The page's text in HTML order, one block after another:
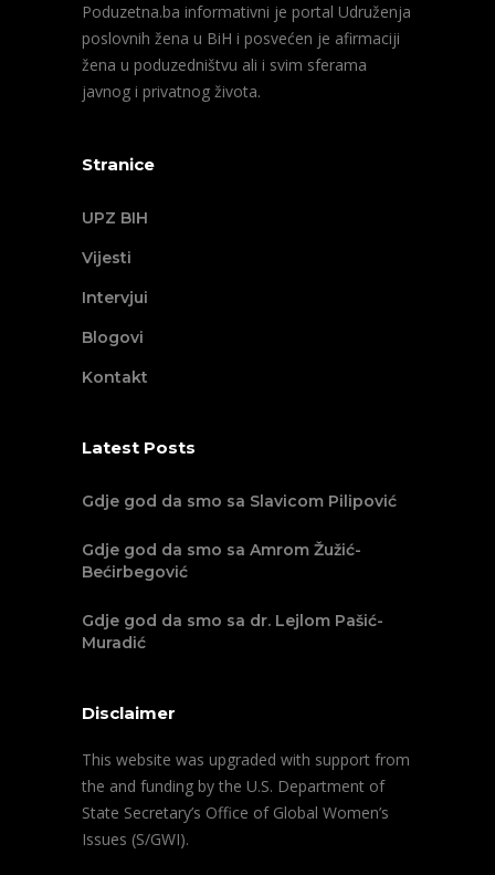
Poduzetna.ba informativni je portal Udruženja
poslovnih žena u BiH i posvećen je afirmaciji
žena u poduzedništvu ali i svim sferama
javnog i privatnog života.
Stranice
UPZ BIH
Vijesti
Intervjui
Blogovi
Kontakt
Latest Posts
Gdje god da smo sa Slavicom Pilipović
Gdje god da smo sa Amrom Žužić-
Bećirbegović
Gdje god da smo sa dr. Lejlom Pašić-
Muradić
Disclaimer
This website was upgraded with support from
the and funding by the U.S. Department of
State Secretary’s Office of Global Women’s
Issues (S/GWI).